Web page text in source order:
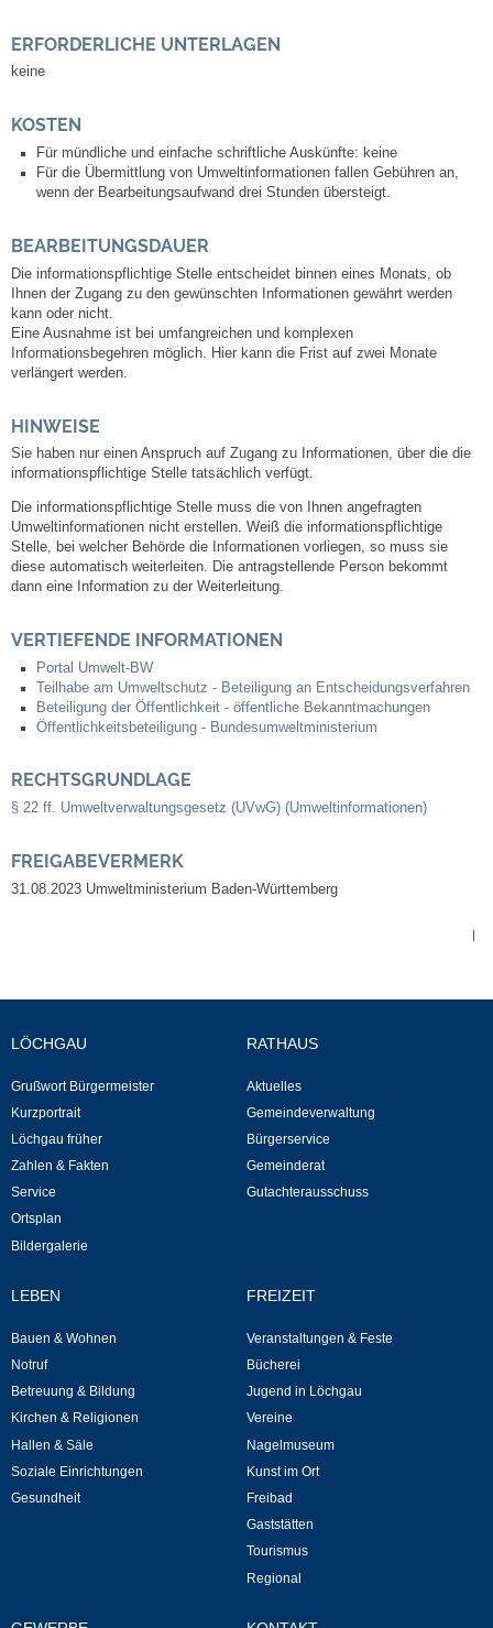
Aktuelles
Mitarbeiter
Ortsrecht
Schadensmeldungen
Bürgerservice
Gemeinderat
Ratsinfo
Bauen & Wohnen
Bezirksschornsteinfeger
Fortschreibung Flächennutzungsplan
Kommunale Wärmeplanung
Notruf
Musikschule
Kirchen & Religionen
Evangelische Kirchengemeinde
ERFORDERLICHE UNTERLAGEN
keine
KOSTEN
Für mündliche und einfache schriftliche Auskünfte: keine
Für die Übermittlung von Umweltinformationen fallen Gebühren an,
wenn der Bearbeitungsaufwand drei Stunden übersteigt.
BEARBEITUNGSDAUER
Die informationspflichtige Stelle entscheidet binnen eines Monats, ob
Ihnen der Zugang zu den gewünschten Informationen gewährt werden
kann oder nicht.
Eine Ausnahme ist bei umfangreichen und komplexen
Informationsbegehren möglich. Hier kann die Frist auf zwei Monate
verlängert werden.
HINWEISE
Sie haben nur einen Anspruch auf Zugang zu Informationen, über die die
informationspflichtige Stelle tatsächlich verfügt.
Die informationspflichtige Stelle muss die von Ihnen angefragten
Umweltinformationen nicht erstellen. Weiß die informationspflichtige
Stelle, bei welcher Behörde die Informationen vorliegen, so muss sie
diese automatisch weiterleiten. Die antragstellende Person bekommt
dann eine Information zu der Weiterleitung.
VERTIEFENDE INFORMATIONEN
Portal Umwelt-BW
Teilhabe am Umweltschutz - Beteiligung an Entscheidungsverfahren
Beteiligung der Öffentlichkeit - öffentliche Bekanntmachungen
Öffentlichkeitsbeteiligung - Bundesumweltministerium
RECHTSGRUNDLAGE
§ 22 ff. Umweltverwaltungsgesetz (UVwG) (Umweltinformationen)
FREIGABEVERMERK
31.08.2023 Umweltministerium Baden-Württemberg
|
LÖCHGAU
Grußwort Bürgermeister
Kurzportrait
Löchgau früher
Zahlen & Fakten
Service
Ortsplan
Bildergalerie
RATHAUS
Aktuelles
Gemeindeverwaltung
Bürgerservice
Gemeinderat
Gutachterausschuss
LEBEN
Bauen & Wohnen
Notruf
Betreuung & Bildung
Kirchen & Religionen
Hallen & Säle
Soziale Einrichtungen
Gesundheit
FREIZEIT
Veranstaltungen & Feste
Bücherei
Jugend in Löchgau
Vereine
Nagelmuseum
Kunst im Ort
Freibad
Gaststätten
Tourismus
Regional